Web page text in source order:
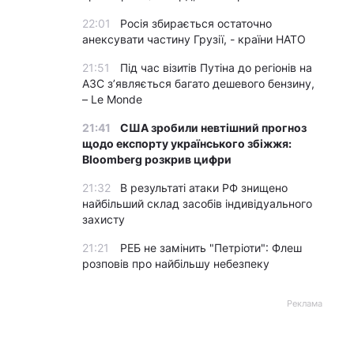
22:01
Росія збирається остаточно
анексувати частину Грузії, - країни НАТО
21:51
Під час візитів Путіна до регіонів на
АЗС з’являється багато дешевого бензину,
– Le Monde
21:41
США зробили невтішний прогноз
щодо експорту українського збіжжя:
Bloomberg розкрив цифри
21:32
В результаті атаки РФ знищено
найбільший склад засобів індивідуального
захисту
21:21
РЕБ не замінить "Петріоти": Флеш
розповів про найбільшу небезпеку
Реклама